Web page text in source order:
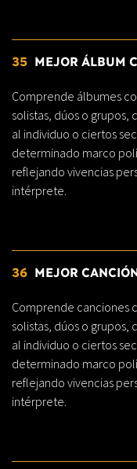
35 MEJOR ÁLBUM
Comprende álbumes
solistas, dúos o grupos,
al individuo o ciertos
determinado marco
reflejando vivencias
intérprete.
36 MEJOR
Comprende canciones
solistas, dúos o grupos,
al individuo o ciertos
determinado marco
reflejando vivencias
intérprete.